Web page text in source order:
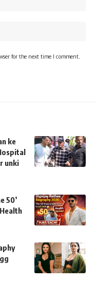
for the next time I comment.
ke
unki
50’